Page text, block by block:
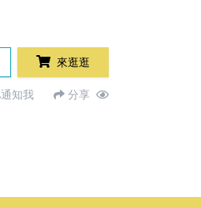
來逛逛
通知我 分享